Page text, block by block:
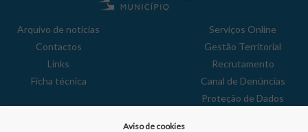
Arquivo de notícias
Contactos
Links
Ficha técnica
Serviços Online
Gestão Territorial
Recrutamento
Canal de Denúncias
Proteção de Dados
Aviso de cookies